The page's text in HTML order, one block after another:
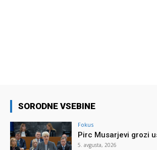
SORODNE VSEBINE
Fokus
Pirc Musarjevi grozi
5. avgusta, 2026